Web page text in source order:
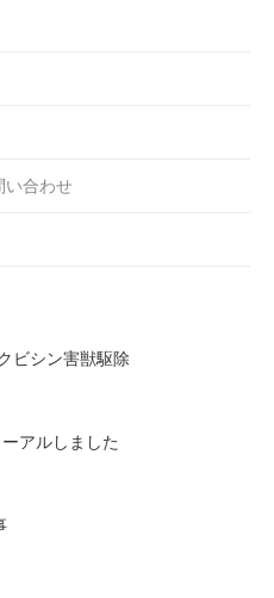
い合わせ
ビシン害獣駆除
アルしました